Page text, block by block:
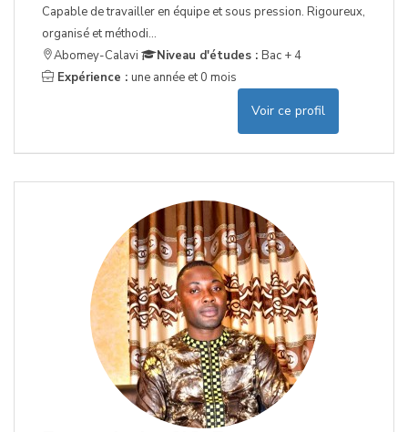
Capable de travailler en équipe et sous pression. Rigoureux,
organisé et méthodi...
Abomey-Calavi
Niveau d'études : Bac + 4
Expérience : une année et 0 mois
Voir ce profil